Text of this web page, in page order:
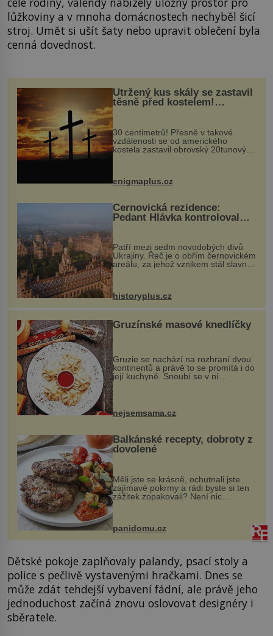
lůžkoviny a v mnoha domácnostech nechyběl šicí
stroj. Umět si ušít šaty nebo upravit oblečení byla
cenná dovednost.
Utržený kus skály se zastavil
těsně před kostelem!
Ochránila ho boží síla?
30 centimetrů! Přesně v takové
vzdálenosti se od amerického
kostela zastavil obrovský 20tunový
...
enigmaplus.cz
Černovická rezidence:
Pedant Hlávka kontroloval
Patří mezi sedm novodobých divů
Ukrajiny. Řeč je o obřím černovickém
areálu, za jehož vznikem stál slavný
český architekt Josef Hlávka. Ten si
na něm dal mimořádně záležet. Jeho
stavební plány by při ...
historyplus.cz
Gruzínské masové knedlíčky
Gruzie se nachází na rozhraní dvou
kontinentů a právě to se promítá i do
její kuchyně. Snoubí se v ní
evropské a asijské chutě a díky tomu
vznikají rozmanité a chuťově bohaté
pokrmy, které rozhodně st...
nejsemsama.cz
Balkánské recepty, dobroty z
dovolené
Měli jste se krásně, ochutnali jste
zajímavé pokrmy a rádi byste si ten
zážitek zopakovali? Není nic
snazšího. Pljeskavica (10 porcí)
Možná jste ji ochutnali na dovolené v
panidomu.cz
Dětské pokoje zaplňovaly palandy, psací stoly a
police s pečlivě vystavenými hračkami. Dnes se
může zdát tehdejší vybavení fádní, ale právě jeho
jednoduchost začíná znovu oslovovat designéry i
sběratele.